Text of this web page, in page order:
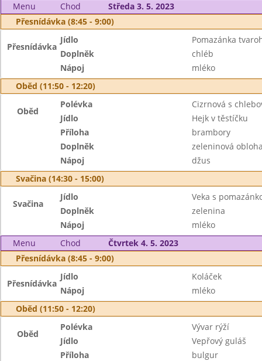
Menu
Chod
Středa 3. 5. 2023
Přesnídávka (8:45 - 9:00)
Přesnídávka
Jídlo
Pomazánka
Doplněk
chléb
Nápoj
mléko
Oběd (11:50 - 12:20)
Oběd
Polévka
Cizrnová s
Jídlo
Hejk v těstíčku
Příloha
brambory
Doplněk
zeleninová
Nápoj
džus
Svačina (14:30 - 15:00)
Svačina
Jídlo
Veka s
Doplněk
zelenina
Nápoj
mléko
Menu
Chod
Čtvrtek 4. 5. 2023
Přesnídávka (8:45 - 9:00)
Přesnídávka
Jídlo
Koláček
Nápoj
mléko
Oběd (11:50 - 12:20)
Oběd
Polévka
Vývar rýží
Jídlo
Vepřový guláš
Příloha
bulgur